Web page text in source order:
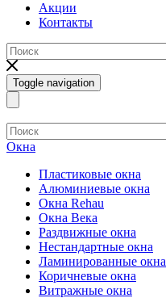
Акции
Контакты
Toggle navigation
Окна
Пластиковые окна
Алюминиевые окна
Окна Rehau
Окна Века
Раздвижные окна
Нестандартные окна
Ламинированные окна
Коричневые окна
Витражные окна